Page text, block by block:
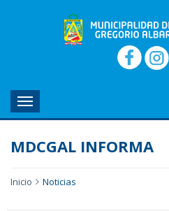
MENU
MDCGAL INFORMA
Inicio Noticias